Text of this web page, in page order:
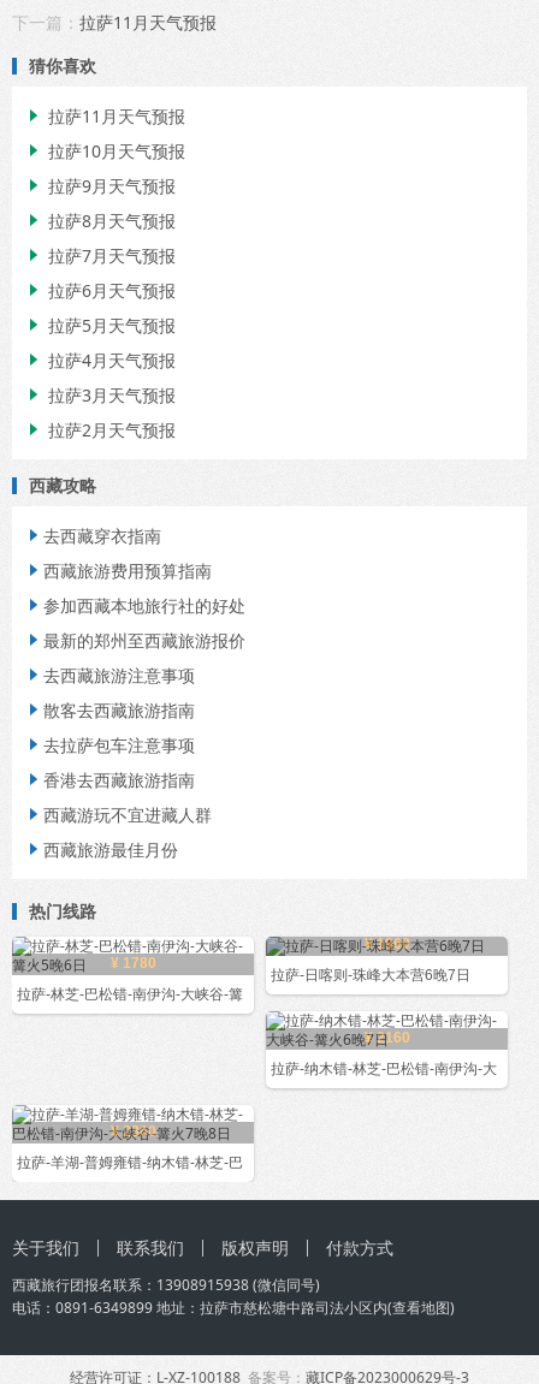
下一篇： 拉萨11月天气预报
猜你喜欢
 拉萨11月天气预报
 拉萨10月天气预报
 拉萨9月天气预报
 拉萨8月天气预报
 拉萨7月天气预报
 拉萨6月天气预报
 拉萨5月天气预报
 拉萨4月天气预报
 拉萨3月天气预报
 拉萨2月天气预报
西藏攻略
 去西藏穿衣指南
 西藏旅游费用预算指南
 参加西藏本地旅行社的好处
 最新的郑州至西藏旅游报价
 去西藏旅游注意事项
 散客去西藏旅游指南
 去拉萨包车注意事项
 香港去西藏旅游指南
 西藏游玩不宜进藏人群
 西藏旅游最佳月份
热门线路
¥ 1780
拉萨-林芝-巴松错-南伊沟-大峡谷-篝
¥ 1960
拉萨-日喀则-珠峰大本营6晚7日
¥ 2160
拉萨-纳木错-林芝-巴松错-南伊沟-大
¥ 2360
拉萨-羊湖-普姆雍错-纳木错-林芝-巴
关于我们 联系我们 版权声明 付款方式
西藏旅行团报名联系： 13908915938(微信同号)
电话：0891-6349899 地址：拉萨市慈松塘中路司法小区内(查看地图)
经营许可证：L-XZ-100188 备案号： 藏ICP备2023000629号-3